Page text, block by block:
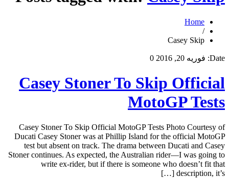
Home
/
Casey Skip
Date: فوریه 20, 2016 0
Casey Stoner To Skip Official
MotoGP Tests
Casey Stoner To Skip Official MotoGP Tests Photo Courtesy of
Ducati Casey Stoner was at Phillip Island for the official MotoGP
test but absent on track. The drama between Ducati and Casey
Stoner continues. As expected, the Australian rider—I was going to
write ex-rider, but if there is someone who doesn’t fit that
description, it’s […]